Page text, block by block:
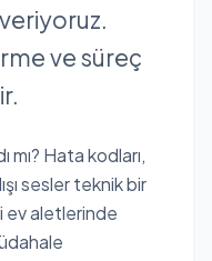
ve süreç
mı? Hata kodları,
sesler teknik bir
ev aletlerinde